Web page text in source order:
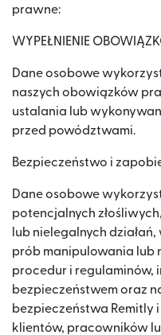
prawne:
WYPEŁNIENIE
Dane osobowe
naszych obowiązków
ustalania lub
przed powództwami.
Bezpieczeństwo i
Dane osobowe
potencjalnych
lub nielegalnych
prób manipulowania lub
procedur i regulaminów,
bezpieczeństwem oraz
bezpieczeństwa Remitly
klientów, pracowników